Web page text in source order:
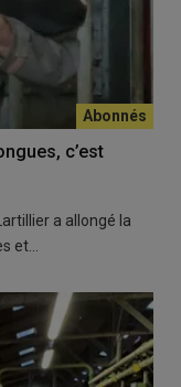
c’est
a allongé la
et…